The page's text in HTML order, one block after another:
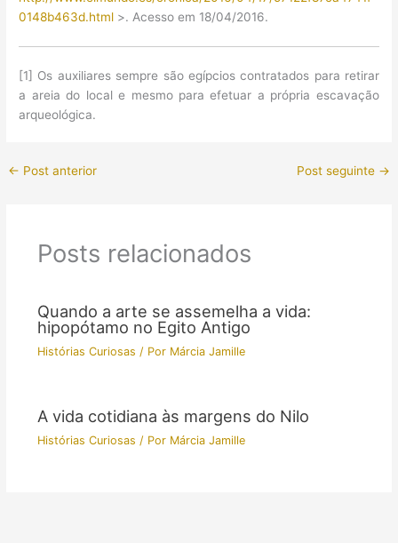
0148b463d.html >. Acesso em 18/04/2016.
[1] Os auxiliares sempre são egípcios contratados para retirar
a areia do local e mesmo para efetuar a própria escavação
arqueológica.
← Post anterior Post seguinte →
Posts relacionados
Quando a arte se assemelha a vida:
hipopótamo no Egito Antigo
Histórias Curiosas / Por Márcia Jamille
A vida cotidiana às margens do Nilo
Histórias Curiosas / Por Márcia Jamille